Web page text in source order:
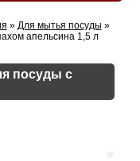
» Для мытья посуды »
апельсина 1,5 л
посуды с